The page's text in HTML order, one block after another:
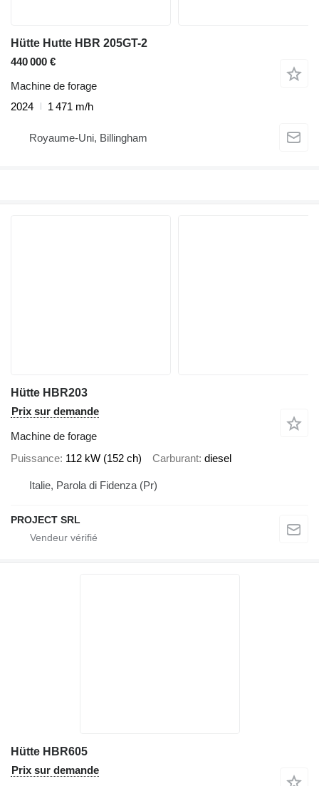
Hütte Hutte HBR 205GT-2
440 000 €
Machine de forage
2024
1 471 m/h
Royaume-Uni, Billingham
Hütte HBR203
Prix sur demande
Machine de forage
Puissance 112 kW (152 ch) Carburant diesel
Italie, Parola di Fidenza (Pr)
PROJECT SRL
Hütte HBR605
Prix sur demande